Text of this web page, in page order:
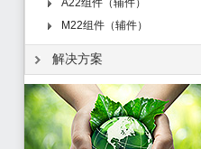
A22组件（辅件）
M22组件（辅件）
解决方案